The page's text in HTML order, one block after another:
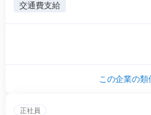
交通費支給
この企業の類
正社員